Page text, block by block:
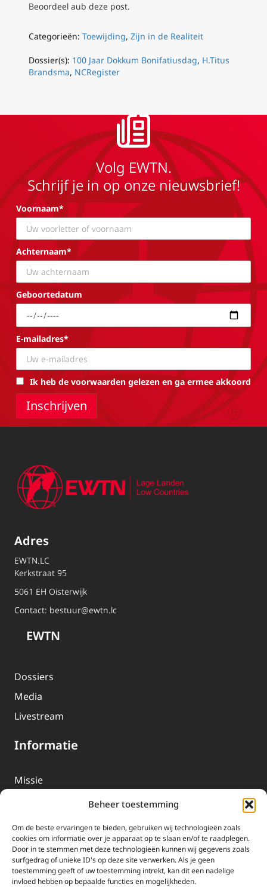
Beheer toestemming
Om de beste ervaringen te bieden, gebruiken wij technologieën zoals
cookies om informatie over je apparaat op te slaan en/of te raadplegen.
Door in te stemmen met deze technologieën kunnen wij gegevens zoals
surfgedrag of unieke ID's op deze site verwerken. Als je geen
toestemming geeft of uw toestemming intrekt, kan dit een nadelige
invloed hebben op bepaalde functies en mogelijkheden.
Beoordeel aub deze post.
Categorieën: Toewijding, Zijn in de Realiteit
Dossier(s): 100 Jaar Dokkum Bonifatiusdag, H.Titus
Brandsma, NCRegister
Volg EWTN.
Schrijf je in op onze nieuwsbrief!
Voornaam*
Achternaam*
Geboortedatum
E-mailadres*
Ik heb de voorwaarden gelezen en ga ermee akkoord
Adres
EWTN.LC
Kerkstraat 95
5061 EH Oisterwijk
Contact: bestuur@ewtn.lc
EWTN
Dossiers
Media
Livestream
Informatie
Missie
EWTN-Team
Organisatiegegevens